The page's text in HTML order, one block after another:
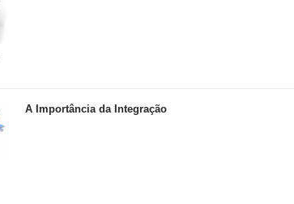
A Importância da Integração